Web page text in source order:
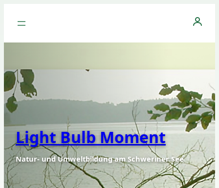
Light Bulb Moment
Natur- und Umweltbildung am Schweriner See